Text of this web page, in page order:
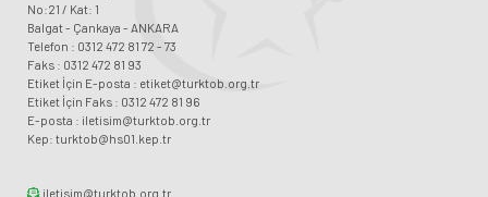
No:21 / Kat: 1
Balgat - Çankaya - ANKARA
Telefon : 0312 472 81 72 - 73
Faks : 0312 472 81 93
Etiket İçin E-posta : etiket@turktob.org.tr
Etiket İçin Faks : 0312 472 81 96
E-posta : iletisim@turktob.org.tr
Kep: turktob@hs01.kep.tr
iletisim@turktob.org.tr